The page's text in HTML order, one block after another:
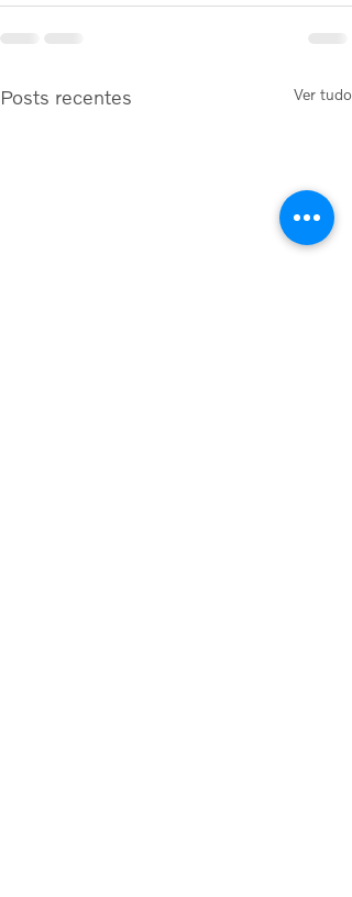
Posts recentes Ver tudo